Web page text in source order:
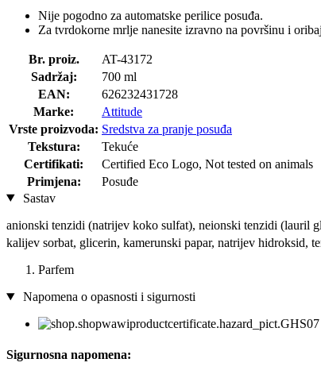
Nije pogodno za automatske perilice posuđa.
Za tvrdokorne mrlje nanesite izravno na površinu i
Br. proiz.
AT-43172
Sadržaj:
700 ml
EAN:
626232431728
Marke:
Attitude
Vrste proizvoda: Sredstva za pranje posuđa
Tekstura:
Tekuće
Certifikati:
Certified Eco Logo, Not tested on animals
Primjena:
Posuđe
Sastav
anionski tenzidi (natrijev koko sulfat), neionski tenzidi (lauril
kalijev sorbat, glicerin, kamerunski papar, natrijev hidroksid,
Parfem
Napomena o opasnosti i sigurnosti
Sigurnosna napomena: